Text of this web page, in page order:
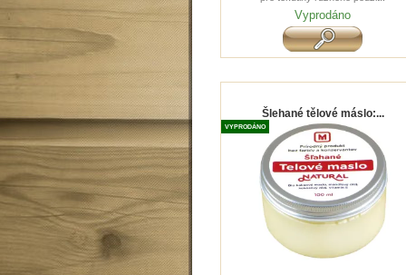
Vyprodáno
Šlehané tělové máslo:...
VYPRODÁNO